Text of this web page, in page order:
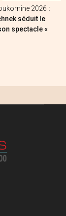
2026 :
séduit le
spectacle «